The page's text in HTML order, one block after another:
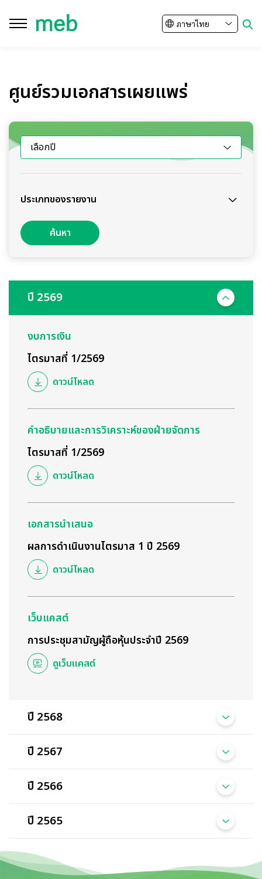
ภาษาไทย
ค้นหาในเว็บไซต์
Enhanced by
ปิด
ศูนย์รวมเอกสารเผยแพร่
เลือกปี
ประเภทของรายงาน
ค้นหา
ปี 2569
งบการเงิน
ไตรมาสที่ 1/2569
ดาวน์โหลด
คำอธิบายและการวิเคราะห์ของฝ่ายจัดการ
ไตรมาสที่ 1/2569
ดาวน์โหลด
เอกสารนำเสนอ
ผลการดำเนินงานไตรมาส 1 ปี 2569
ดาวน์โหลด
เว็บแคสต์
การประชุมสามัญผู้ถือหุ้นประจำปี 2569
ดูเว็บแคสต์
ปี 2568
ปี 2567
ปี 2566
ปี 2565